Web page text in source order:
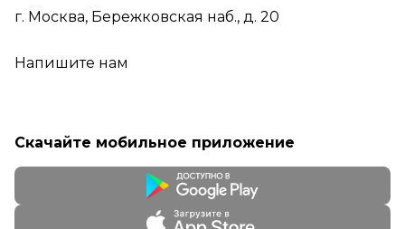
г. Москва, Бережковская наб., д. 20
Напишите нам
Скачайте мобильное приложение